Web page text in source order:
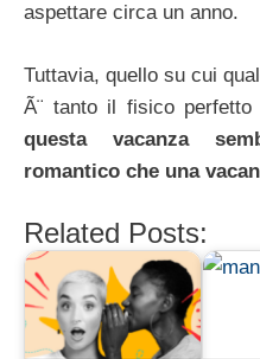
aspettare circa un anno.
Tuttavia, quello su cui
Ã¨ tanto il fisico
questa vacanza
romantico che una
Related Posts: